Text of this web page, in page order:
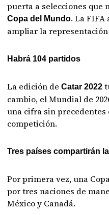
puerta a selecciones que
Copa del Mundo. La
ampliar la
Habrá 104 partidos
La edición deCatar 2022
cambio, el Mundial de
una cifra sin
competición.
Tres países compartirán
Por primera vez, una
por tres naciones de
México y Canadá.